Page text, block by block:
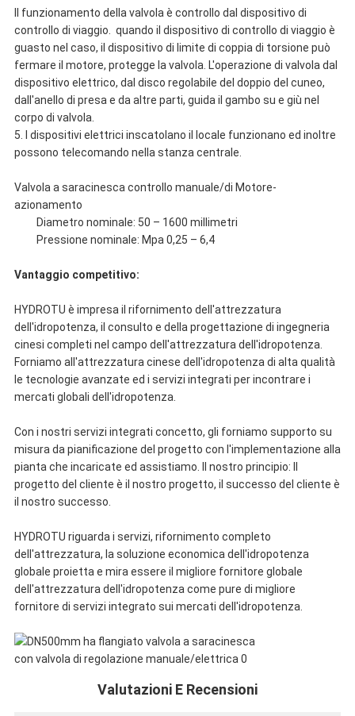
Il funzionamento della valvola è controllo dal dispositivo di
controllo di viaggio. quando il dispositivo di controllo di viaggio è
guasto nel caso, il dispositivo di limite di coppia di torsione può
fermare il motore, protegge la valvola. L'operazione di valvola dal
dispositivo elettrico, dal disco regolabile del doppio del cuneo,
dall'anello di presa e da altre parti, guida il gambo su e giù nel
corpo di valvola.
5.
I dispositivi elettrici inscatolano il locale funzionano ed inoltre
possono telecomando nella stanza centrale.
Valvola a saracinesca controllo manuale/di Motore-
azionamento
Diametro nominale: 50 – 1600 millimetri
Pressione nominale: Mpa 0,25 – 6,4
Vantaggio competitivo:
HYDROTU è impresa il rifornimento dell'attrezzatura
dell'idropotenza, il consulto e della progettazione di ingegneria
cinesi completi nel campo dell'attrezzatura dell'idropotenza.
Forniamo all'attrezzatura cinese dell'idropotenza di alta qualità
le tecnologie avanzate ed i servizi integrati per incontrare i
mercati globali dell'idropotenza.
Con i nostri servizi integrati concetto, gli forniamo supporto su
misura da pianificazione del progetto con l'implementazione alla
pianta che incaricate ed assistiamo. Il nostro principio: Il
progetto del cliente è il nostro progetto, il successo del cliente è
il nostro successo.
HYDROTU riguarda i servizi, rifornimento completo
dell'attrezzatura, la soluzione economica dell'idropotenza
globale proietta e mira essere il migliore fornitore globale
dell'attrezzatura dell'idropotenza come pure di migliore
fornitore di servizi integrato sui mercati dell'idropotenza.
Valutazioni E Recensioni